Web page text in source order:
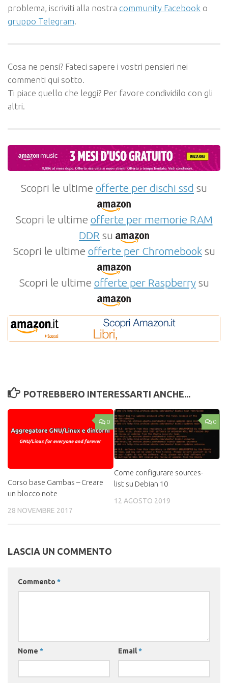
problema, iscriviti alla nostra community Facebook o
gruppo Telegram
Cosa ne pensi? Fateci sapere i vostri pensieri nei
commenti qui sotto.
Ti piace quello che leggi? Per favore condividilo con gli
altri.
Scopri le ultime offerte per dischi ssd su
Scopri le ultime offerte per memorie RAM
DDR su
Scopri le ultime offerte per Chromebooksu
Scopri le ultime offerte per Raspberrysu
POTREBBERO INTERESSARTI ANCHE...
0
Corso base Gambas – Creare
un blocco note
28 NOVEMBRE 2017
0
Come configurare sources-
list su Debian 10
12 AGOSTO 2019
LASCIA UN COMMENTO
Commento *
Nome * Email*